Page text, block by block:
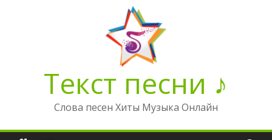
Текст песни ♪
Слова песен Хиты Музыка Онлайн